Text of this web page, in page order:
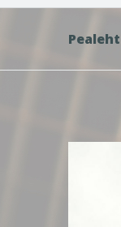
Pealeht